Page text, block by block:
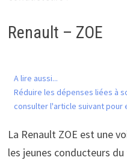
Renault – ZOE
A lire aussi...
Réduire les dépenses liées à
consulter l'article suivant pour
La Renault ZOE est une
les jeunes conducteurs